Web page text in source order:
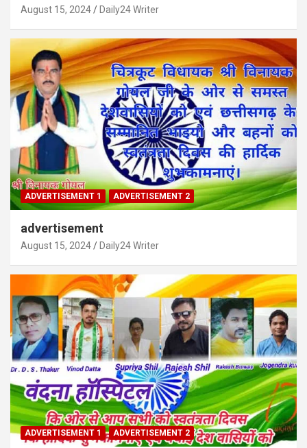
August 15, 2024 Daily24 Writer
ADVERTISEMENT 1 ADVERTISEMENT 2
advertisement
August 15, 2024 Daily24 Writer
ADVERTISEMENT 1 ADVERTISEMENT 2